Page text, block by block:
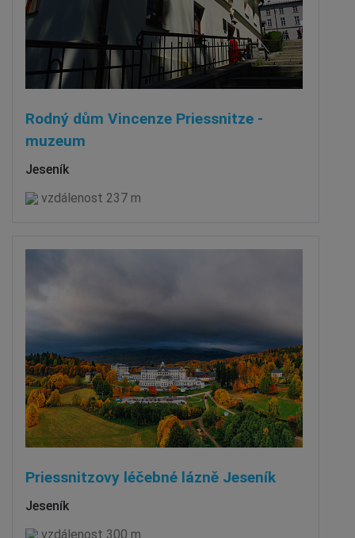
Rodný dům Vincenze Priessnitze -
muzeum
Jeseník
vzdálenost 237 m
Priessnitzovy léčebné lázně Jeseník
Jeseník
vzdálenost 300 m